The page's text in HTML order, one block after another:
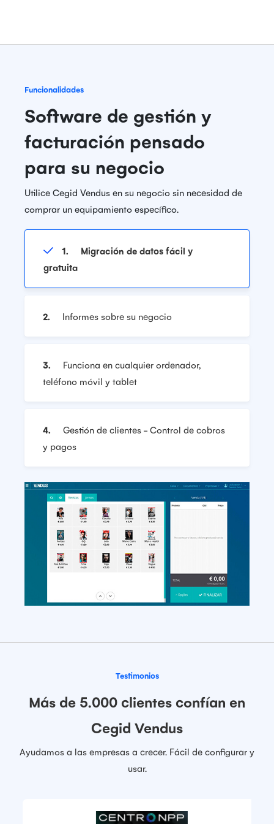
Funcionalidades
Software de gestión y
facturación pensado
para su negocio
Utilice Cegid Vendus en su negocio sin necesidad de
comprar un equipamiento específico.
1.
Migración de datos fácil y
gratuita
2. Informes sobre su negocio
3.
Funciona en cualquier ordenador,
teléfono móvil y tablet
4.
Gestión de clientes - Control de cobros
y pagos
Testimonios
Más de 5.000 clientes confían en
Cegid Vendus
Ayudamos a las empresas a crecer. Fácil de configurar y
usar.